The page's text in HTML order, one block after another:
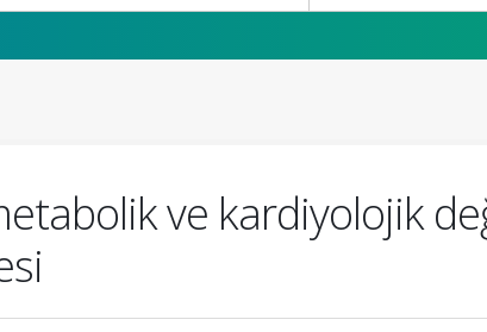
ve kardiyolojik